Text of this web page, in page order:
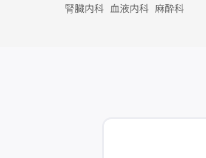
腎臓内科 血液内科 麻酔科